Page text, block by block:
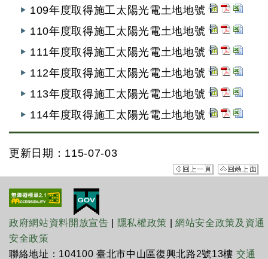
109年度取得施工太陽光電土地地號
110年度取得施工太陽光電土地地號
111年度取得施工太陽光電土地地號
112年度取得施工太陽光電土地地號
113年度取得施工太陽光電土地地號
114年度取得施工太陽光電土地地號
更新日期：115-07-03
政府網站資料開放宣告 隱私權政策 |網站安全政策及資通
安全政策
聯絡地址：104100 臺北市中山區復興北路2號13樓 交通